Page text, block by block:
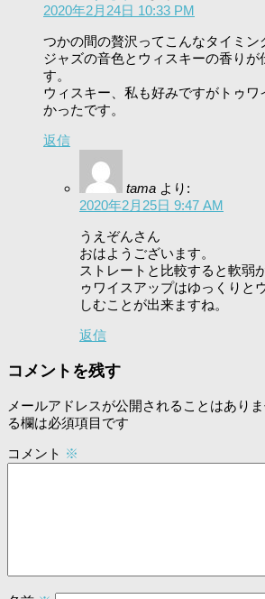
2020年2月24日 10:33 PM
つかの間の贅沢ってこんなタイミン
ジャズの音色とウィスキーの香り
す。
ウィスキー、私も好みですがトゥワ
かったです。
返信
tama より:
2020年2月25日 9:47 AM
うえぞんさん
おはようございます。
ストレートと比較すると軟弱
ゥワイスアップはゆっくりと
しむことが出来ますね。
返信
コメントを残す
メールアドレスが公開されることはありま
る欄は必須項目です
コメント ※